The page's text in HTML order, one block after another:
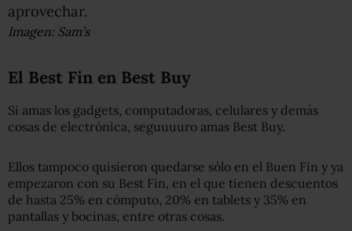
aprovechar.
Imagen: Sam’s
El Best Fin en Best Buy
Si amas los gadgets, computadoras, celulares y demás
cosas de electrónica, seguuuuro amas Best Buy.
Ellos tampoco quisieron quedarse sólo en el Buen Fin y ya
empezaron con su Best Fin, en el que tienen descuentos
de hasta 25% en cómputo, 20% en tablets y 35% en
pantallas y bocinas, entre otras cosas.